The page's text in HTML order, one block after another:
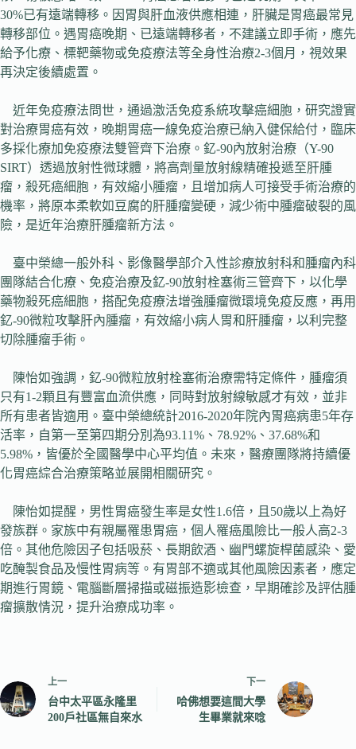
30%已有遠端轉移。因胃與肝血液供應相連，肝臟是胃癌最常見
轉移部位。遇胃癌晚期、已遠端轉移者，不建議立即手術，應先
給予化療、標靶藥物或免疫療法等全身性治療2-3個月，視效果
再決定後續處置。
近年免疫療法問世，通過激活免疫系統攻擊癌細胞，研究證實
對治療胃癌有效，晚期胃癌一線免疫治療已納入健保給付，臨床
多採化療加免疫療法雙管齊下治療。釔-90內放射治療（Y-90
SIRT）透過放射性微球體，將高劑量放射線精確投遞至肝腫
瘤，殺死癌細胞，有效縮小腫瘤，且增加病人可接受手術治療的
機率，將原本柔軟如豆腐的肝腫瘤變硬，減少術中腫瘤破裂的風
險，是近年治療肝腫瘤新方法。
臺中榮總一般外科、影像醫學部介入性診療放射科和腫瘤內科
團隊結合化療、免疫治療及釔-90放射栓塞術三管齊下，以化學
藥物殺死癌細胞，搭配免疫療法增強腫瘤微環境免疫反應，再用
釔-90微粒攻擊肝內腫瘤，有效縮小病人胃和肝腫瘤，以利完整
切除腫瘤手術。
陳怡如強調，釔-90微粒放射栓塞術治療需特定條件，腫瘤須
只有1-2顆且有豐富血流供應，同時對放射線敏感才有效，並非
所有患者皆適用。臺中榮總統計2016-2020年院內胃癌病患5年存
活率，自第一至第四期分別為93.11%、78.92%、37.68%和
5.98%，皆優於全國醫學中心平均值。未來，醫療團隊將持續優
化胃癌綜合治療策略並展開相關研究。
陳怡如提醒，男性胃癌發生率是女性1.6倍，且50歲以上為好
發族群。家族中有親屬罹患胃癌，個人罹癌風險比一般人高2-3
倍。其他危險因子包括吸菸、長期飲酒、幽門螺旋桿菌感染、愛
吃醃製食品及慢性胃病等。有胃部不適或其他風險因素者，應定
期進行胃鏡、電腦斷層掃描或磁振造影檢查，早期確診及評估腫
瘤擴散情況，提升治療成功率。
上一
台中太平區永隆里
200戶社區無自來水
下一
哈佛想要這間大學
生畢業就來唸